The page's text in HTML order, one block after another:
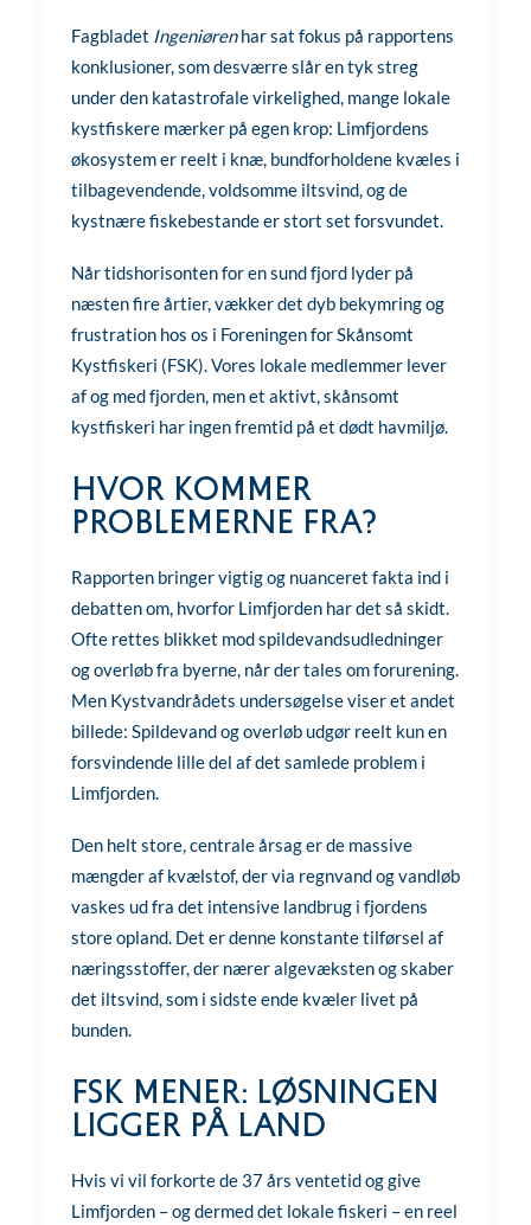
Fagbladet Ingeniørenhar sat fokus på rapportens
konklusioner, som desværre slår en tyk streg
under den katastrofale virkelighed, mange lokale
kystfiskere mærker på egen krop: Limfjordens
økosystem er reelt i knæ, bundforholdene kvæles i
tilbagevendende, voldsomme iltsvind, og de
kystnære fiskebestande er stort set forsvundet.
Når tidshorisonten for en sund fjord lyder på
næsten fire årtier, vækker det dyb bekymring og
frustration hos os i Foreningen for Skånsomt
Kystfiskeri (FSK). Vores lokale medlemmer lever
af og med fjorden, men et aktivt, skånsomt
kystfiskeri har ingen fremtid på et dødt havmiljø.
Hvor kommer
problemerne fra?
Rapporten bringer vigtig og nuanceret fakta ind i
debatten om, hvorfor Limfjorden har det så skidt.
Ofte rettes blikket mod spildevandsudledninger
og overløb fra byerne, når der tales om forurening.
Men Kystvandrådets undersøgelse viser et andet
billede: Spildevand og overløb udgør reelt kun en
forsvindende lille del af det samlede problem i
Limfjorden.
Den helt store, centrale årsag er de massive
mængder af kvælstof, der via regnvand og vandløb
vaskes ud fra det intensive landbrug i fjordens
store opland. Det er denne konstante tilførsel af
næringsstoffer, der nærer algevæksten og skaber
det iltsvind, som i sidste ende kvæler livet på
bunden.
FSK mener: Løsningen
ligger på land
Hvis vi vil forkorte de 37 års ventetid og give
Limfjorden – og dermed det lokale fiskeri – en reel